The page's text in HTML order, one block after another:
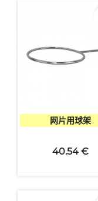
快速查看
网片用球架
40.54 €